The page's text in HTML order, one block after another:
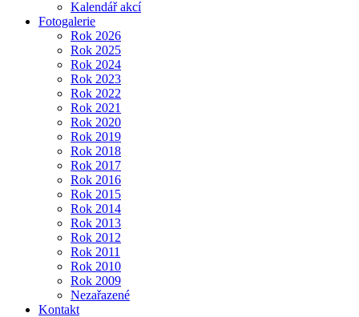
Kalendář akcí
Fotogalerie
Rok 2026
Rok 2025
Rok 2024
Rok 2023
Rok 2022
Rok 2021
Rok 2020
Rok 2019
Rok 2018
Rok 2017
Rok 2016
Rok 2015
Rok 2014
Rok 2013
Rok 2012
Rok 2011
Rok 2010
Rok 2009
Nezařazené
Kontakt